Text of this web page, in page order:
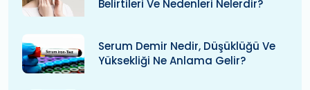
Belirtileri Ve Nedenleri Nelerdir?
Serum Demir Nedir, Düşüklüğü Ve
Yüksekliği Ne Anlama Gelir?